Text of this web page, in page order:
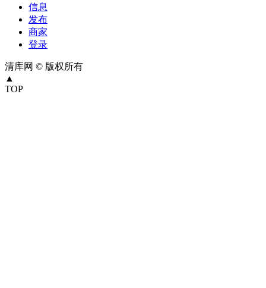
信息
发布
商家
登录
清库网 © 版权所有
▲
TOP